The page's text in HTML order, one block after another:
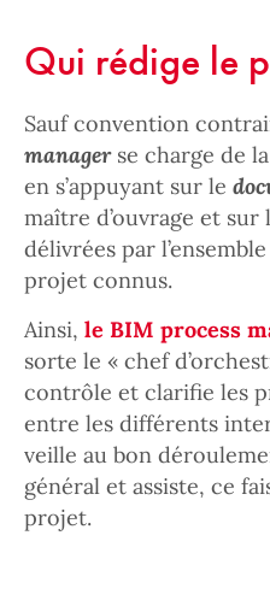
Qui rédige le
Sauf convention
managerse charge de
en s’appuyant sur le
maître d’ouvrage et
délivrées par
projet connus.
Ainsi, le BIM process
sorte le « chef
contrôle et clarifie les
entre les différents
veille au bon
général et assiste, ce
projet.